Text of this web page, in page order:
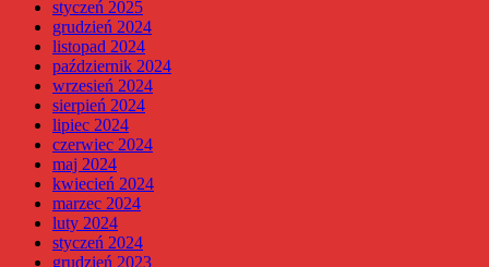
styczeń 2025
grudzień 2024
listopad 2024
październik 2024
wrzesień 2024
sierpień 2024
lipiec 2024
czerwiec 2024
maj 2024
kwiecień 2024
marzec 2024
luty 2024
styczeń 2024
grudzień 2023